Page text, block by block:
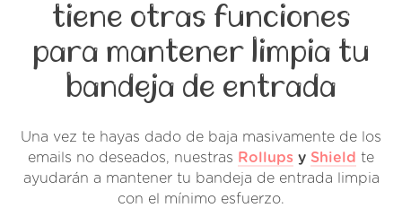
tiene otras funciones
para mantener limpia tu
bandeja de entrada
Una vez te hayas dado de baja masivamente de los
emails no deseados, nuestras Rollups y Shield te
ayudarán a mantener tu bandeja de entrada limpia
con el mínimo esfuerzo.